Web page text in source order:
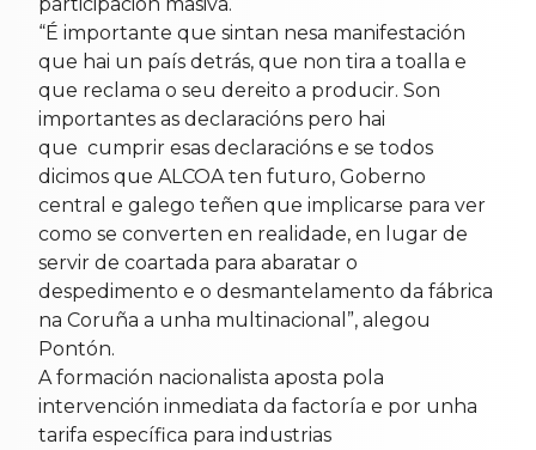
“É importante que sintan nesa manifestación
que hai un país detrás, que non tira a toalla e
que reclama o seu dereito a producir. Son
importantes as declaracións pero hai
que cumprir esas declaracións e se todos
dicimos que ALCOA ten futuro, Goberno
central e galego teñen que implicarse para ver
como se converten en realidade, en lugar de
servir de coartada para abaratar o
despedimento e o desmantelamento da fábrica
na Coruña a unha multinacional”, alegou
Pontón.
A formación nacionalista aposta pola
intervención inmediata da factoría e por unha
tarifa específica para industrias